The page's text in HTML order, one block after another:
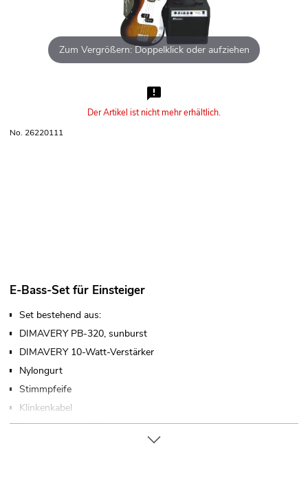
Zum Vergrößern: Doppelklick oder aufziehen
Der Artikel ist nicht mehr erhältlich.
No. 26220111
E-Bass-Set für Einsteiger
Set bestehend aus:
DIMAVERY PB-320, sunburst
DIMAVERY 10-Watt-Verstärker
Nylongurt
Stimmpfeife
Klinkenkabel
Tragetasche aus Nylon